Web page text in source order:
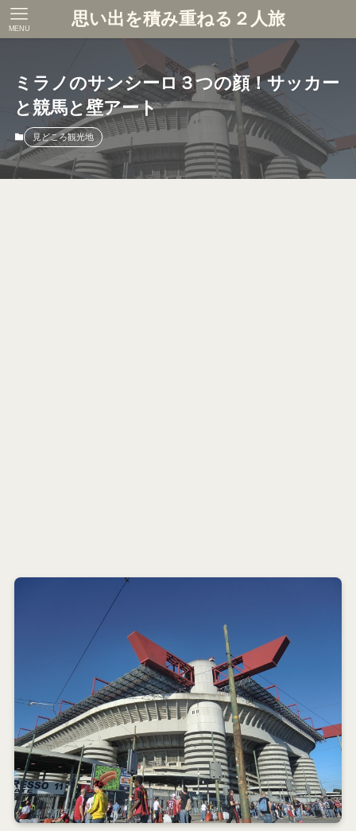
思い出を積み重ねる２人旅
MENU
ミラノのサンシーロ３つの顔！サッカー
と競馬と壁アート
見どころ観光地